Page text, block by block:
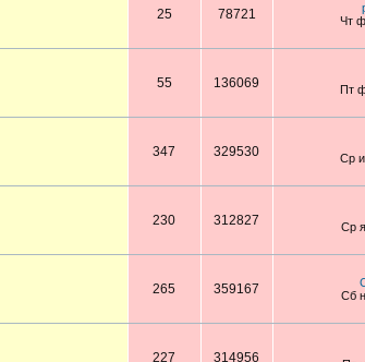
25 78721
Чт
55 136069
Пт
347 329530
Ср
230 312827
Ср
265 359167
Сб
227 314956